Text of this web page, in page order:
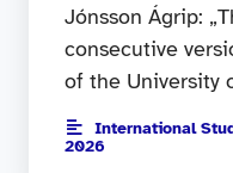
Jónsson Ágrip:
consecutive
of the University
International
2026